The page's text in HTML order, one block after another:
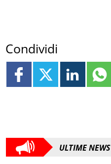
Condividi
ULTIME NEWS